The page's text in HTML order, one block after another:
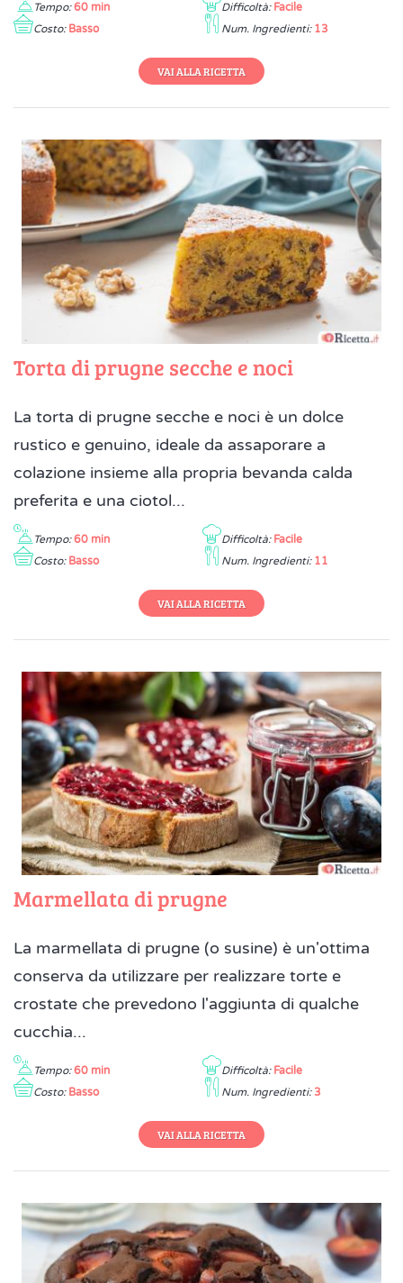
Tempo: 60 min Difficoltà: Facile
Costo: Basso Num. Ingredienti: 13
VAI ALLA RICETTA
Torta di prugne secche e noci
La torta di prugne secche e noci è un dolce
rustico e genuino, ideale da assaporare a
colazione insieme alla propria bevanda calda
preferita e una ciotol...
Tempo: 60 min Difficoltà: Facile
Costo: Basso Num. Ingredienti: 11
VAI ALLA RICETTA
Marmellata di prugne
La marmellata di prugne (o susine) è un'ottima
conserva da utilizzare per realizzare torte e
crostate che prevedono l'aggiunta di qualche
cucchia...
Tempo: 60 min Difficoltà: Facile
Costo: Basso Num. Ingredienti: 3
VAI ALLA RICETTA